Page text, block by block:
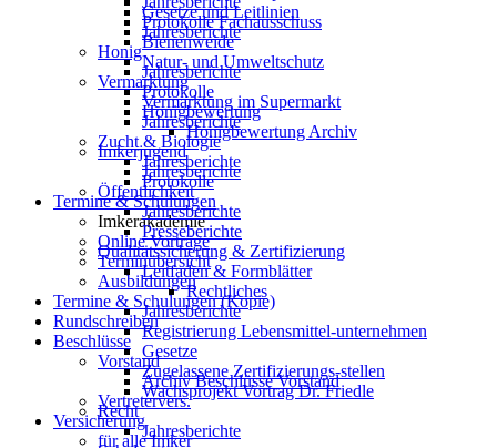
Protokolle Fachausschuss
Bienenweide
Natur- und Umweltschutz
Vermarktung
Vermarktung im Supermarkt
Jahresberichte
Zucht & Biologie
Jahresberichte
Protokolle
Termine & Schulungen
Imkerakademie
Online Vorträge
Terminübersicht
Ausbildungen
Termine & Schulungen (Kopie)
Rundschreiben
Beschlüsse
Vorstand
Archiv Beschlüsse Vorstand
Vertretervers.
Versicherung
für alle Imker
Gesetze und Leitlinien
Jahresberichte
Honig
Jahresberichte
Protokolle
Honigbewertung
Honigbewertung Archiv
Imkerjugend
Jahresberichte
Öffentlichkeit
Jahresberichte
Presseberichte
Qualitätssicherung & Zertifizierung
Leitfaden & Formblätter
Rechtliches
Jahresberichte
Registrierung Lebensmittel-unternehmen
Gesetze
Zugelassene Zertifizierungs-stellen
Wachsprojekt Vortrag Dr. Friedle
Recht
Jahresberichte